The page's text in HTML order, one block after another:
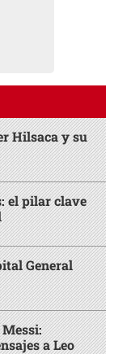
Hilsaca y su
el pilar clave
General
a Leo